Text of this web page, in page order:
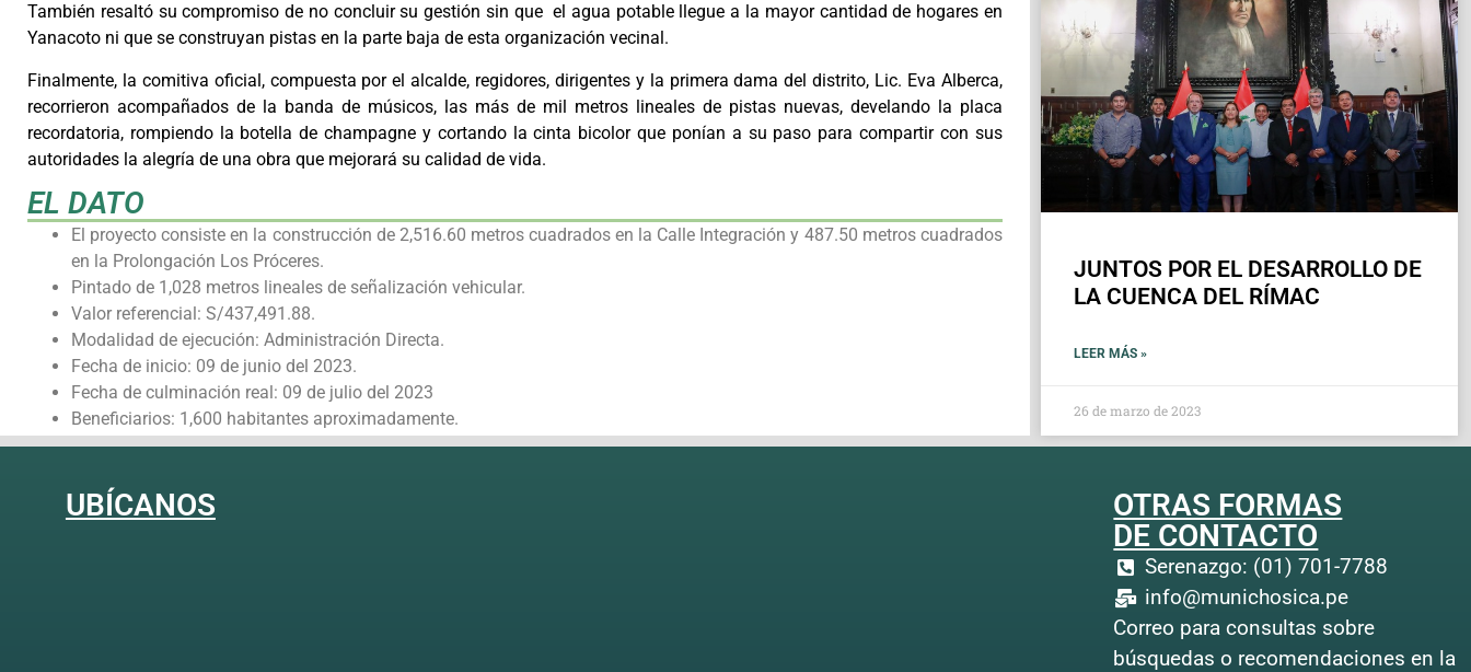
También resaltó su compromiso de no concluir su gestión sin que el agua potable llegue a la mayor cantidad de hogares en
Yanacoto ni que se construyan pistas en la parte baja de esta organización vecinal.
Finalmente, la comitiva oficial, compuesta por el alcalde, regidores, dirigentes y la primera dama del distrito, Lic. Eva Alberca,
recorrieron acompañados de la banda de músicos, las más de mil metros lineales de pistas nuevas, develando la placa
recordatoria, rompiendo la botella de champagne y cortando la cinta bicolor que ponían a su paso para compartir con sus
autoridades la alegría de una obra que mejorará su calidad de vida.
EL DATO
El proyecto consiste en la construcción de 2,516.60 metros cuadrados en la Calle Integración y 487.50 metros cuadrados
en la Prolongación Los Próceres.
Pintado de 1,028 metros lineales de señalización vehicular.
Valor referencial: S/437,491.88.
Modalidad de ejecución: Administración Directa.
Fecha de inicio: 09 de junio del 2023.
Fecha de culminación real: 09 de julio del 2023
Beneficiarios: 1,600 habitantes aproximadamente.
JUNTOS POR EL DESARROLLO DE
LA CUENCA DEL RÍMAC
LEER MÁS »
26 de marzo de 2023
UBÍCANOS
OTRAS FORMAS
DE CONTACTO
Serenazgo: (01) 701-7788
info@munichosica.pe
Correo para consultas sobre
búsquedas o recomendaciones en la